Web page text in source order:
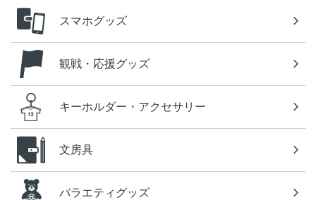
スマホグッズ
観戦・応援グッズ
キーホルダー・アクセサリー
文房具
バラエティグッズ